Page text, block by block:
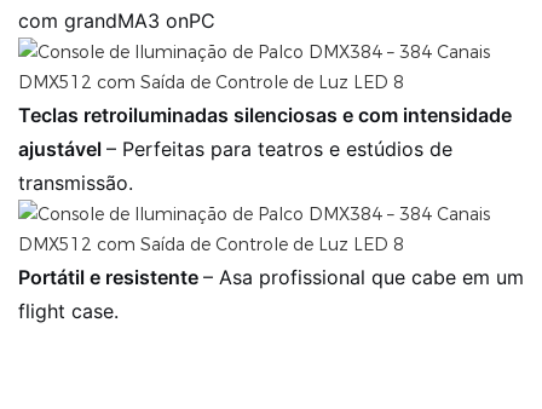
com grandMA3 onPC
Teclas retroiluminadas silenciosas e com intensidade
ajustável – Perfeitas para teatros e estúdios de
transmissão.
Portátil e resistente – Asa profissional que cabe em um
flight case.